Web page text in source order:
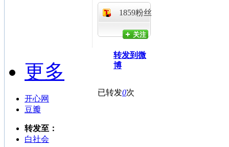
1859粉丝
关注
转发到微
博
已转发0次
更多
开心网
豆瓣
转发至：
白社会